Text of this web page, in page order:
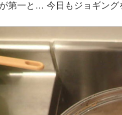
第一と… 今日もジョギング